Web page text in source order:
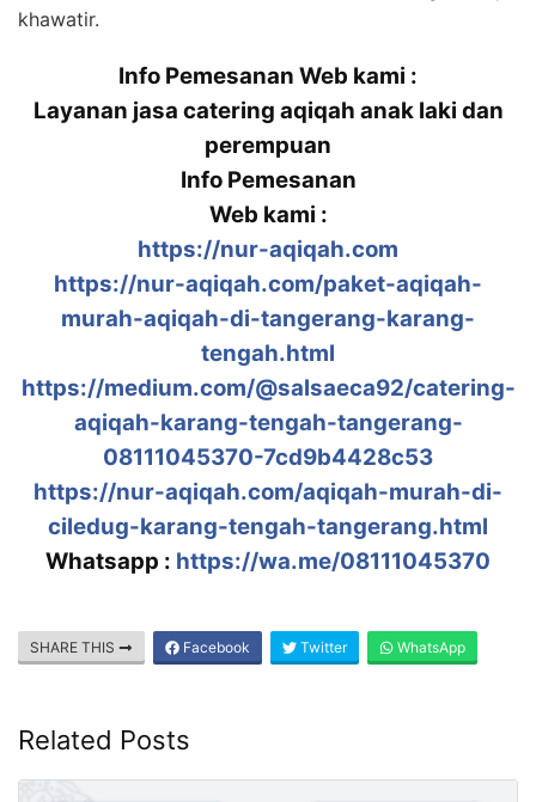
khawatir.
Info Pemesanan Web kami :
Layanan jasa catering aqiqah anak laki dan
perempuan
Info Pemesanan
Web kami :
https://nur-aqiqah.com
https://nur-aqiqah.com/paket-aqiqah-
murah-aqiqah-di-tangerang-karang-
tengah.html
https://medium.com/@salsaeca92/catering-
aqiqah-karang-tengah-tangerang-
08111045370-7cd9b4428c53
https://nur-aqiqah.com/aqiqah-murah-di-
ciledug-karang-tengah-tangerang.html
Whatsapp : https://wa.me/08111045370
SHARE THIS Facebook Twitter WhatsApp
Related Posts